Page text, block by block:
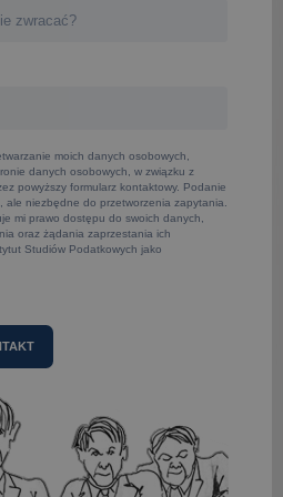
moich danych osobowych,
danych osobowych, w związku z
powyższy formularz kontaktowy. Podanie
ale niezbędne do przetworzenia zapytania.
mi prawo dostępu do swoich danych,
oraz żądania zaprzestania ich
Studiów Podatkowych jako